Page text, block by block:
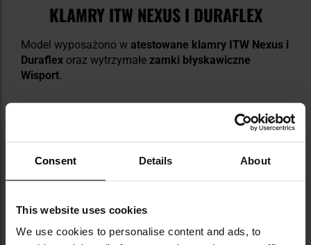
Consent Details About
This website uses cookies
We use cookies to personalise content and ads, to
KLAMRY ITW NEXUS I DURAFLEX
Model wyposażono w atestowane klamry ITW Nexus i
Duraflex oraz wytrzymałe zamki błyskawiczne
Wisport.
Na froncie naszyto taśmy MOLLEumożliwiające
montaż dodatkowego oporządzenia lub przenoszenie